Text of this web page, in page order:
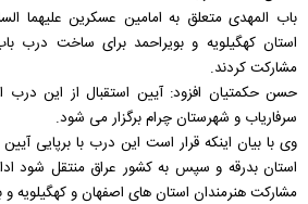
باب المهدی متعلق به امامین عسکرین علیهما
استان کهگیلویه و بویراحمد برای ساخت درب
مشارکت کردند.
حسن حکمتیان افزود: آیین استقبال از این
سرفاریاب و شهرستان چرام برگزار می شود.
وی با بیان اینکه قرار است این درب با برپایی
استان بدرقه و سپس به کشور عراق منتقل شود
مشارکت هنرمندان استان های اصفهان و کهگیلویه